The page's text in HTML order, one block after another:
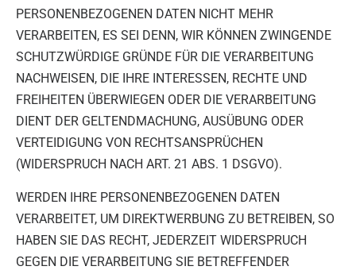
PERSONENBEZOGENEN DATEN NICHT MEHR
VERARBEITEN, ES SEI DENN, WIR KÖNNEN ZWINGENDE
SCHUTZWÜRDIGE GRÜNDE FÜR DIE VERARBEITUNG
NACHWEISEN, DIE IHRE INTERESSEN, RECHTE UND
FREIHEITEN ÜBERWIEGEN ODER DIE VERARBEITUNG
DIENT DER GELTENDMACHUNG, AUSÜBUNG ODER
VERTEIDIGUNG VON RECHTSANSPRÜCHEN
(WIDERSPRUCH NACH ART. 21 ABS. 1 DSGVO).
WERDEN IHRE PERSONENBEZOGENEN DATEN
VERARBEITET, UM DIREKTWERBUNG ZU BETREIBEN, SO
HABEN SIE DAS RECHT, JEDERZEIT WIDERSPRUCH
GEGEN DIE VERARBEITUNG SIE BETREFFENDER